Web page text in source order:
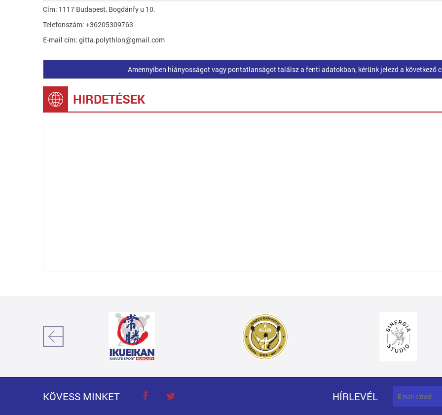
Cím: 1117 Budapest, Bogdánfy u 10.
Telefonszám: +36205309763
E-mail cím: gitta.polythlon@gmail.com
Amennyiben hiányosságot vagy pontatlanságot találsz a fenti adatokban, kérünk jelezd a következő
HIRDETÉSEK
KÖVESS MINKET HÍRLEVÉL